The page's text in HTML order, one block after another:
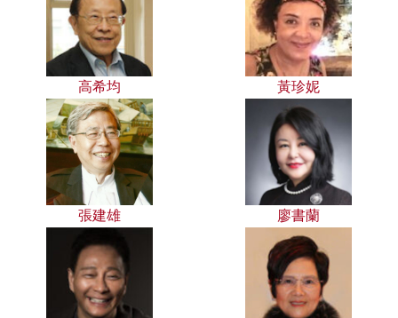
高希均 黃珍妮
張建雄 廖書蘭